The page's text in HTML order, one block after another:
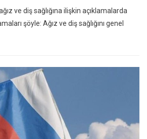
ve diş sağlığına ilişkin açıklamalarda
şöyle: Ağız ve diş sağlığını genel